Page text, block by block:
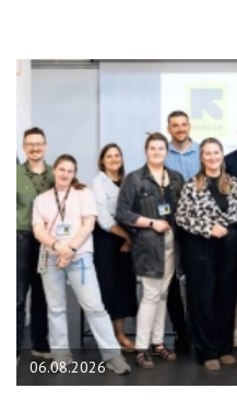
06.08.2026